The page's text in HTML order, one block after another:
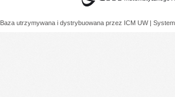
Baza utrzymywana i dystrybuowana przez ICM UW |